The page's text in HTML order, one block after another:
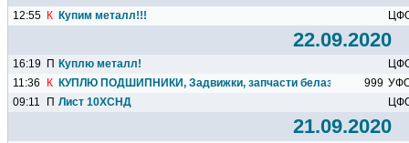
12:55 К Купим металл!!!
22.09.2020
16:19 П Куплю металл!
11:36
К КУПЛЮ ПОДШИПНИКИ, Задвижки, запчасти белаз и тд. 999
09:11
П Лист 10ХСНД
21.09.2020